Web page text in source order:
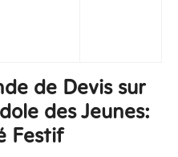
de Devis sur
des Jeunes:
Festif